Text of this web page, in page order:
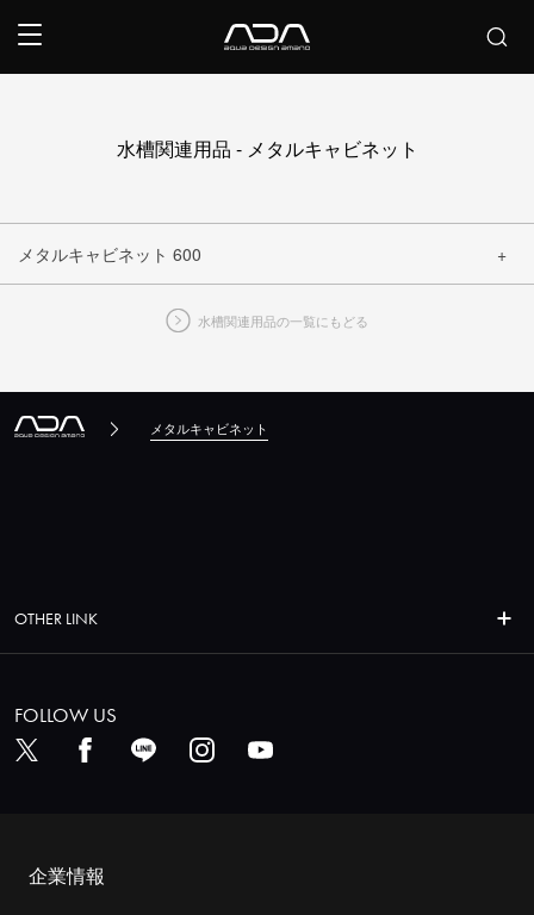
水槽関連用品 - メタルキャビネット
メタルキャビネット 600
水槽関連用品の一覧にもどる
メタルキャビネット
OTHER LINK
FOLLOW US
企業情報